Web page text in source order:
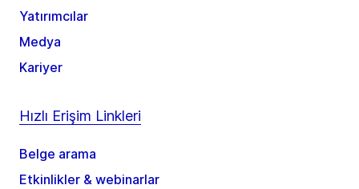
Yatırımcılar
Medya
Kariyer
Hızlı Erişim Linkleri
Belge arama
Etkinlikler & webinarlar